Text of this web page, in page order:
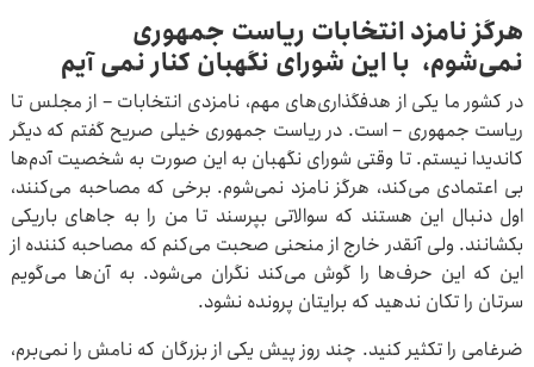
هرگز نامزد انتخابات ریاست جمهوری
نمی‌شوم، با این شورای نگهبان کنار نمی آیم
در کشور ما یکی از هدفگذاری‌های مهم، نامزدی انتخابات – از مجلس تا
ریاست جمهوری – است. در ریاست جمهوری خیلی صریح گفتم که دیگر
کاندیدا نیستم. تا وقتی شورای نگهبان به این صورت به شخصیت آدم‌ها
بی اعتمادی می‌کند، هرگز نامزد نمی‌شوم. برخی که مصاحبه می‌کنند،
اول دنبال این هستند که سوالاتی بپرسند تا من را به جاهای باریکی
بکشانند. ولی آنقدر خارج از منحنی صحبت می‌کنم که مصاحبه کننده از
این که این حرف‌ها را گوش می‌کند نگران می‌شود. به آن‌ها می‌گویم
سرتان را تکان ندهید که برایتان پرونده نشود.
ضرغامی را تکثیر کنید. چند روز پیش یکی از بزرگان که نامش را نمی‌برم،